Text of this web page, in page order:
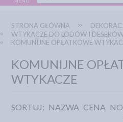
STRONA GŁÓWNA
WTYKACZE DO LODÓW I
KOMUNIJNE OPŁATKOWE
KOMUNIJNE
WTYKACZE
SORTUJ: NAZWA CENA